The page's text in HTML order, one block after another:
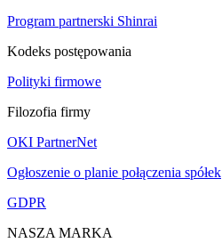
Program partnerski Shinrai
Kodeks postępowania
Polityki firmowe
Filozofia firmy
OKI PartnerNet
Ogłoszenie o planie połączenia spółek
GDPR
NASZA MARKA